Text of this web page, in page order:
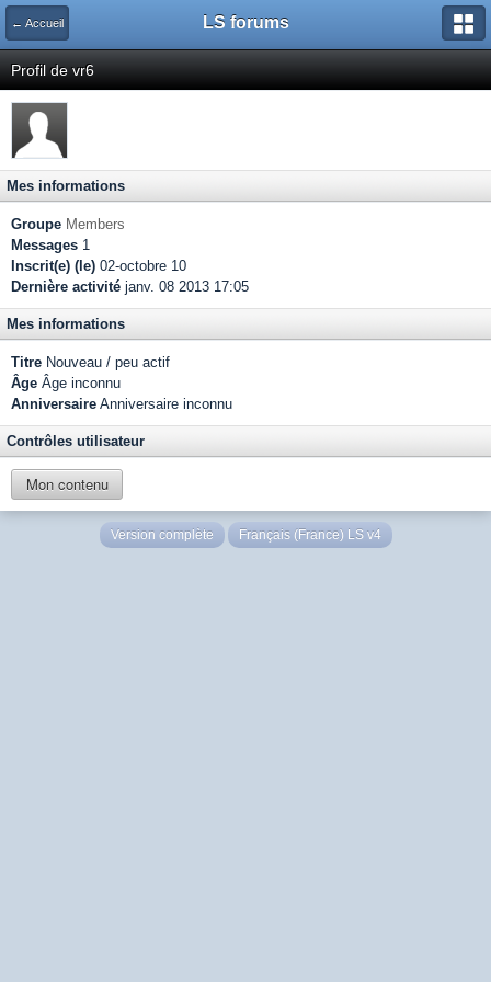
← Accueil LS forums
Profil de vr6
Mes informations
Groupe Members
Messages 1
Inscrit(e) (le) 02-octobre 10
Dernière activité janv. 08 2013 17:05
Mes informations
Titre Nouveau / peu actif
Âge Âge inconnu
Anniversaire Anniversaire inconnu
Contrôles utilisateur
Mon contenu
Version complète Français (France) LS v4